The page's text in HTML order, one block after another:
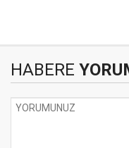
HABERE